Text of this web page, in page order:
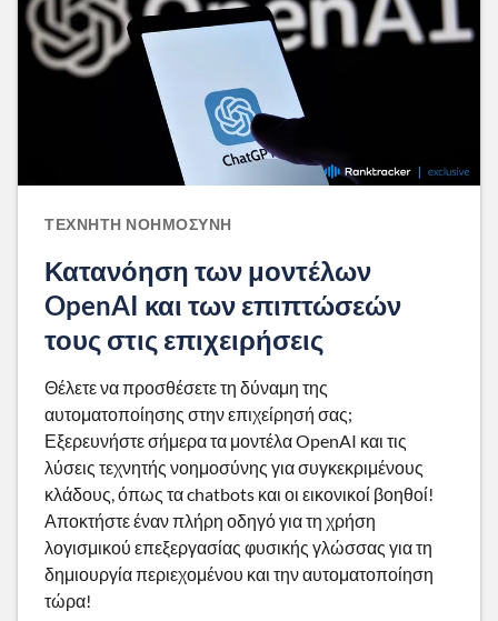
ΤΕΧΝΗΤΉ ΝΟΗΜΟΣΎΝΗ
Κατανόηση των μοντέλων
OpenAI και των επιπτώσεών
τους στις επιχειρήσεις
Θέλετε να προσθέσετε τη δύναμη της
αυτοματοποίησης στην επιχείρησή σας;
Εξερευνήστε σήμερα τα μοντέλα OpenAI και τις
λύσεις τεχνητής νοημοσύνης για συγκεκριμένους
κλάδους, όπως τα chatbots και οι εικονικοί βοηθοί!
Αποκτήστε έναν πλήρη οδηγό για τη χρήση
λογισμικού επεξεργασίας φυσικής γλώσσας για τη
δημιουργία περιεχομένου και την αυτοματοποίηση
τώρα!